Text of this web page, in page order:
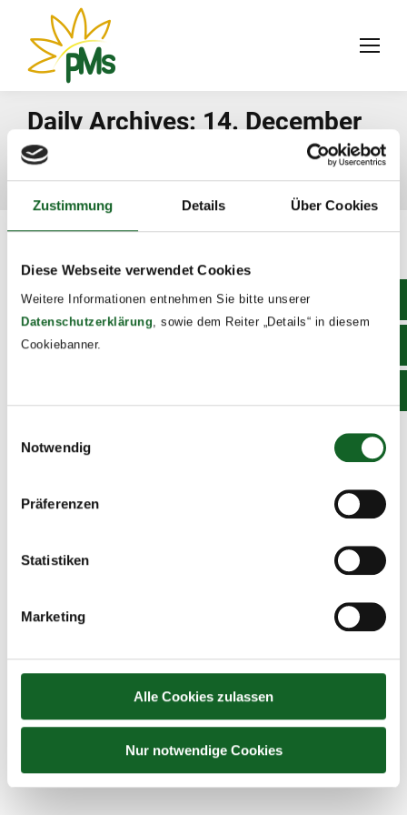
Zustimmung Details Über Cookies
Diese Webseite verwendet Cookies
Weitere Informationen entnehmen Sie bitte unserer
Datenschutzerklärung, sowie dem Reiter „Details“ in diesem
Cookiebanner.
Notwendig
Präferenzen
Statistiken
Marketing
Alle Cookies zulassen
Nur notwendige Cookies
Daily Archives: 14. December
2021
You are here:
Home 2021 December 14
Engel
koepflesebastian 14. December 2021
Im Religionsunterricht arbeitete die 1c zum Thema “Engel”.
Dabei sind diese Fotos entstanden.